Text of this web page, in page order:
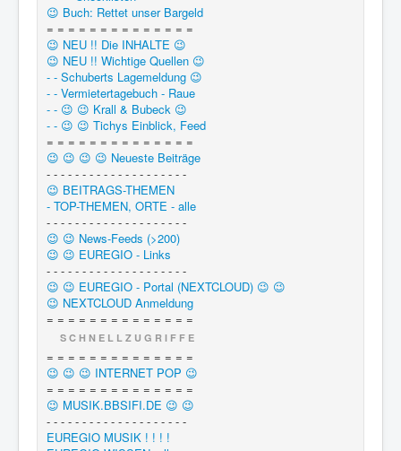
😉 Buch: Rettet unser Bargeld
= = = = = = = = = = = = = =
😉 NEU !! Die INHALTE 😉
😉 NEU !! Wichtige Quellen 😉
- - Schuberts Lagemeldung 😉
- - Vermietertagebuch - Raue
- - 😉 😉 Krall & Bubeck 😉
- - 😉 😉 Tichys Einblick, Feed
= = = = = = = = = = = = = =
😉 😉 😉 😉 Neueste Beiträge
- - - - - - - - - - - - - - - - - - - -
😉 BEITRAGS-THEMEN
- TOP-THEMEN, ORTE - alle
- - - - - - - - - - - - - - - - - - - -
😉 😉 News-Feeds (>200)
😉 😉 EUREGIO - Links
- - - - - - - - - - - - - - - - - - - -
😉 😉 EUREGIO - Portal (NEXTCLOUD) 😉 😉
😉 NEXTCLOUD Anmeldung
= = = = = = = = = = = = = =
S C H N E L L Z U G R I F F E
= = = = = = = = = = = = = =
😉 😉 😉 INTERNET POP 😉
= = = = = = = = = = = = = =
😉 MUSIK.BBSIFI.DE 😉 😉
- - - - - - - - - - - - - - - - - - - -
EUREGIO MUSIK ! ! ! !